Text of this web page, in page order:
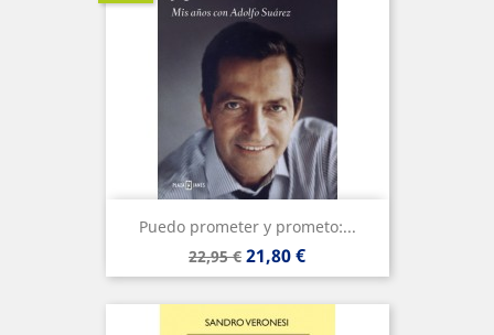
Puedo prometer y prometo:...
Precio
base
22,95 € Precio
21,80 €